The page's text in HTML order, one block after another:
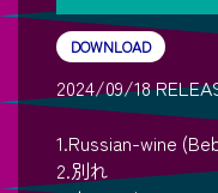
DOWNLOAD
2024/09/18
1.Russian-wine
2.別れ